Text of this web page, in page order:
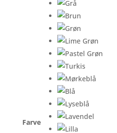
Farve